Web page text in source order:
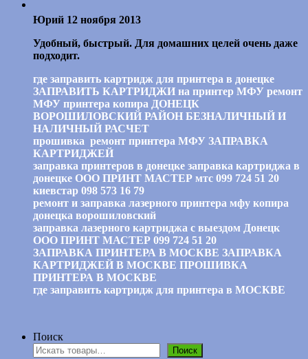
Юрий 12 ноября 2013
Удобный, быстрый. Для домашних целей очень даже
подходит.
где заправить картридж для принтера в донецке
ЗАПРАВИТЬ КАРТРИДЖИ на принтер МФУ ремонт
МФУ принтера копира ДОНЕЦК
ВОРОШИЛОВСКИЙ РАЙОН БЕЗНАЛИЧНЫЙ И
НАЛИЧНЫЙ РАСЧЕТ
прошивка ремонт принтера МФУ ЗАПРАВКА
КАРТРИДЖЕЙ
заправка принтеров в донецке заправка картриджа в
донецке ООО ПРИНТ МАСТЕР мтс 099 724 51 20
киевстар 098 573 16 79
ремонт и заправка лазерного принтера мфу копира
донецка ворошиловский
заправка лазерного картриджа с выездом Донецк
ООО ПРИНТ МАСТЕР 099 724 51 20
ЗАПРАВКА ПРИНТЕРА В МОСКВЕ ЗАПРАВКА
КАРТРИДЖЕЙ В МОСКВЕ ПРОШИВКА
ПРИНТЕРА В МОСКВЕ
где заправить картридж для принтера в МОСКВЕ
Поиск
Поиск